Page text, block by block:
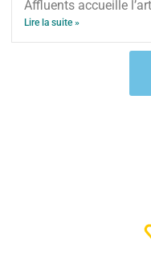
Affluents accueille
Lire la suite »